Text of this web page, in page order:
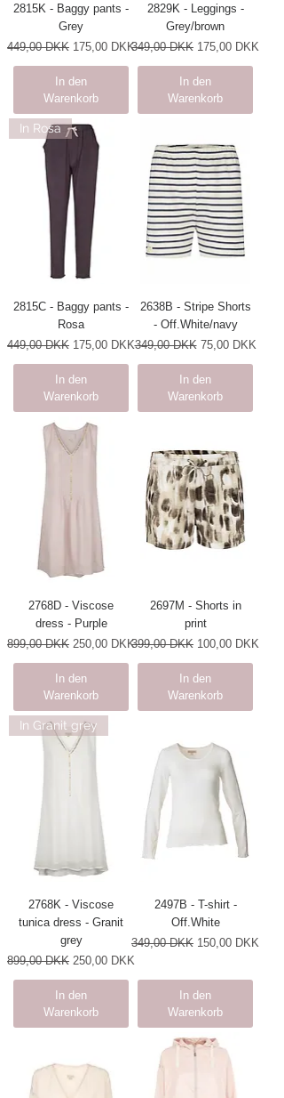
2815K - Baggy pants -
Grey
Standardpreis
449,00 DKK Sale-Preis
175,00 DKK
In den
Warenkorb
2829K - Leggings -
Grey/brown
Standardpreis
349,00 DKK Sale-Preis
175,00 DKK
In den
Warenkorb
In Rosa
2815C - Baggy pants -
Rosa
Standardpreis
449,00 DKK Sale-Preis
175,00 DKK
In den
Warenkorb
2638B - Stripe Shorts
- Off.White/navy
Standardpreis
349,00 DKK Sale-Preis
75,00 DKK
In den
Warenkorb
2768D - Viscose
dress - Purple
Standardpreis
899,00 DKK Sale-Preis
250,00 DKK
In den
Warenkorb
2697M - Shorts in
print
Standardpreis
399,00 DKK Sale-Preis
100,00 DKK
In den
Warenkorb
In Granit grey
2768K - Viscose
tunica dress - Granit
grey
Standardpreis
899,00 DKK Sale-Preis
250,00 DKK
In den
Warenkorb
2497B - T-shirt -
Off.White
Standardpreis
349,00 DKK Sale-Preis
150,00 DKK
In den
Warenkorb